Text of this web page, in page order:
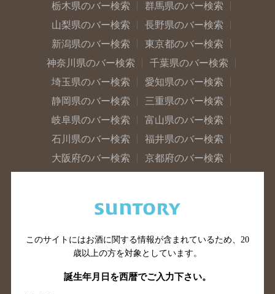
栃木県のバー検索
群馬県のバー検索
山梨県のバー検索
長野県のバー検索
新潟県のバー検索
東京都のバー検索
神奈川県のバー検索
千葉県のバー検索
埼玉県のバー検索
愛知県のバー検索
静岡県のバー検索
三重県のバー検索
岐阜県のバー検索
富山県のバー検索
石川県のバー検索
福井県のバー検索
大阪府のバー検索
京都府のバー検索
広島県のバー検索
岡山県のバー検索
山口県のバー検索
鳥取県のバー検索
島根県のバー検索
徳島県のバー検索
香川県のバー検索
愛媛県のバー検索
このサイトにはお酒に関する情報が含まれているため、 20
歳以上の方を対象としています。
誕生年月日を西暦でご入力下さい。